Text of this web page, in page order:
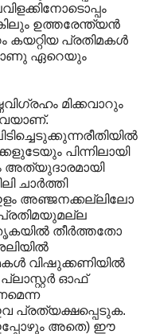
ഉത്തരേന്ത്യന്‍
പ്രതിമകള്‍
ഏറെയും
മിക്കവാറും
പിന്നിലായി
ചാര്‍ത്തി
അഞ്ജനക്കല്ലിലോ
തീര്‍ത്തതോ
വിഷുക്കണിയില്‍
പ്ലാസ്റ്റര്‍ ഓഫ്‌
പ്രത്യക്ഷപ്പെടുക.
അതെ) ഈ